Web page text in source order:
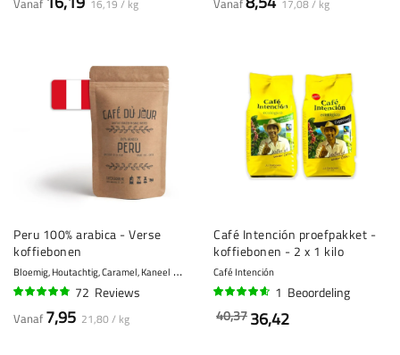
16,19 / kg 17,08 / kg
Peru 100% arabica - Verse
koffiebonen
Bloemig, Houtachtig, Caramel, Kaneel 7 - Krachtig
72 Reviews
Vanaf 7,95 21,80 / kg
Café Intención proefpakket -
koffiebonen - 2 x 1 kilo
Café Intención
1 Beoordeling
36,42
40,37